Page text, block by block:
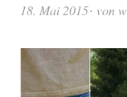
18. Mai 2015 von